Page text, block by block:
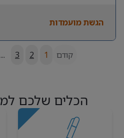
הגשת מועמדות
קודם 1
2
3
...
הכלים שלכם